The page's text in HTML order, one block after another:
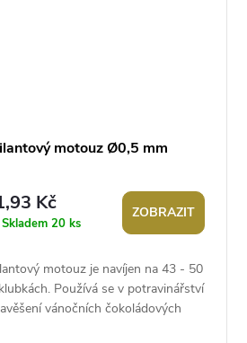
motouz Ø0,5 mm
Kč
Skladem20 ks
ZOBRAZIT
motouz je navíjen na 43 - 50
Používá se v potravinářství
vánočních čokoládových